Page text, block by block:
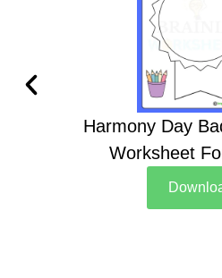
Harmony Day
Worksheet